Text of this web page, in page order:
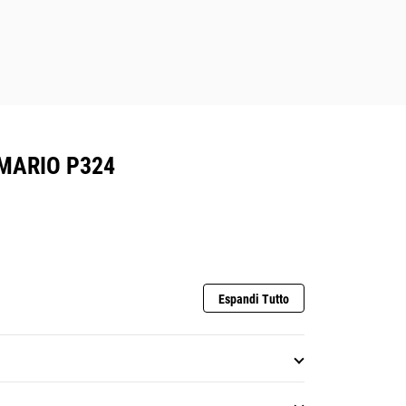
P324
Espandi Tutto